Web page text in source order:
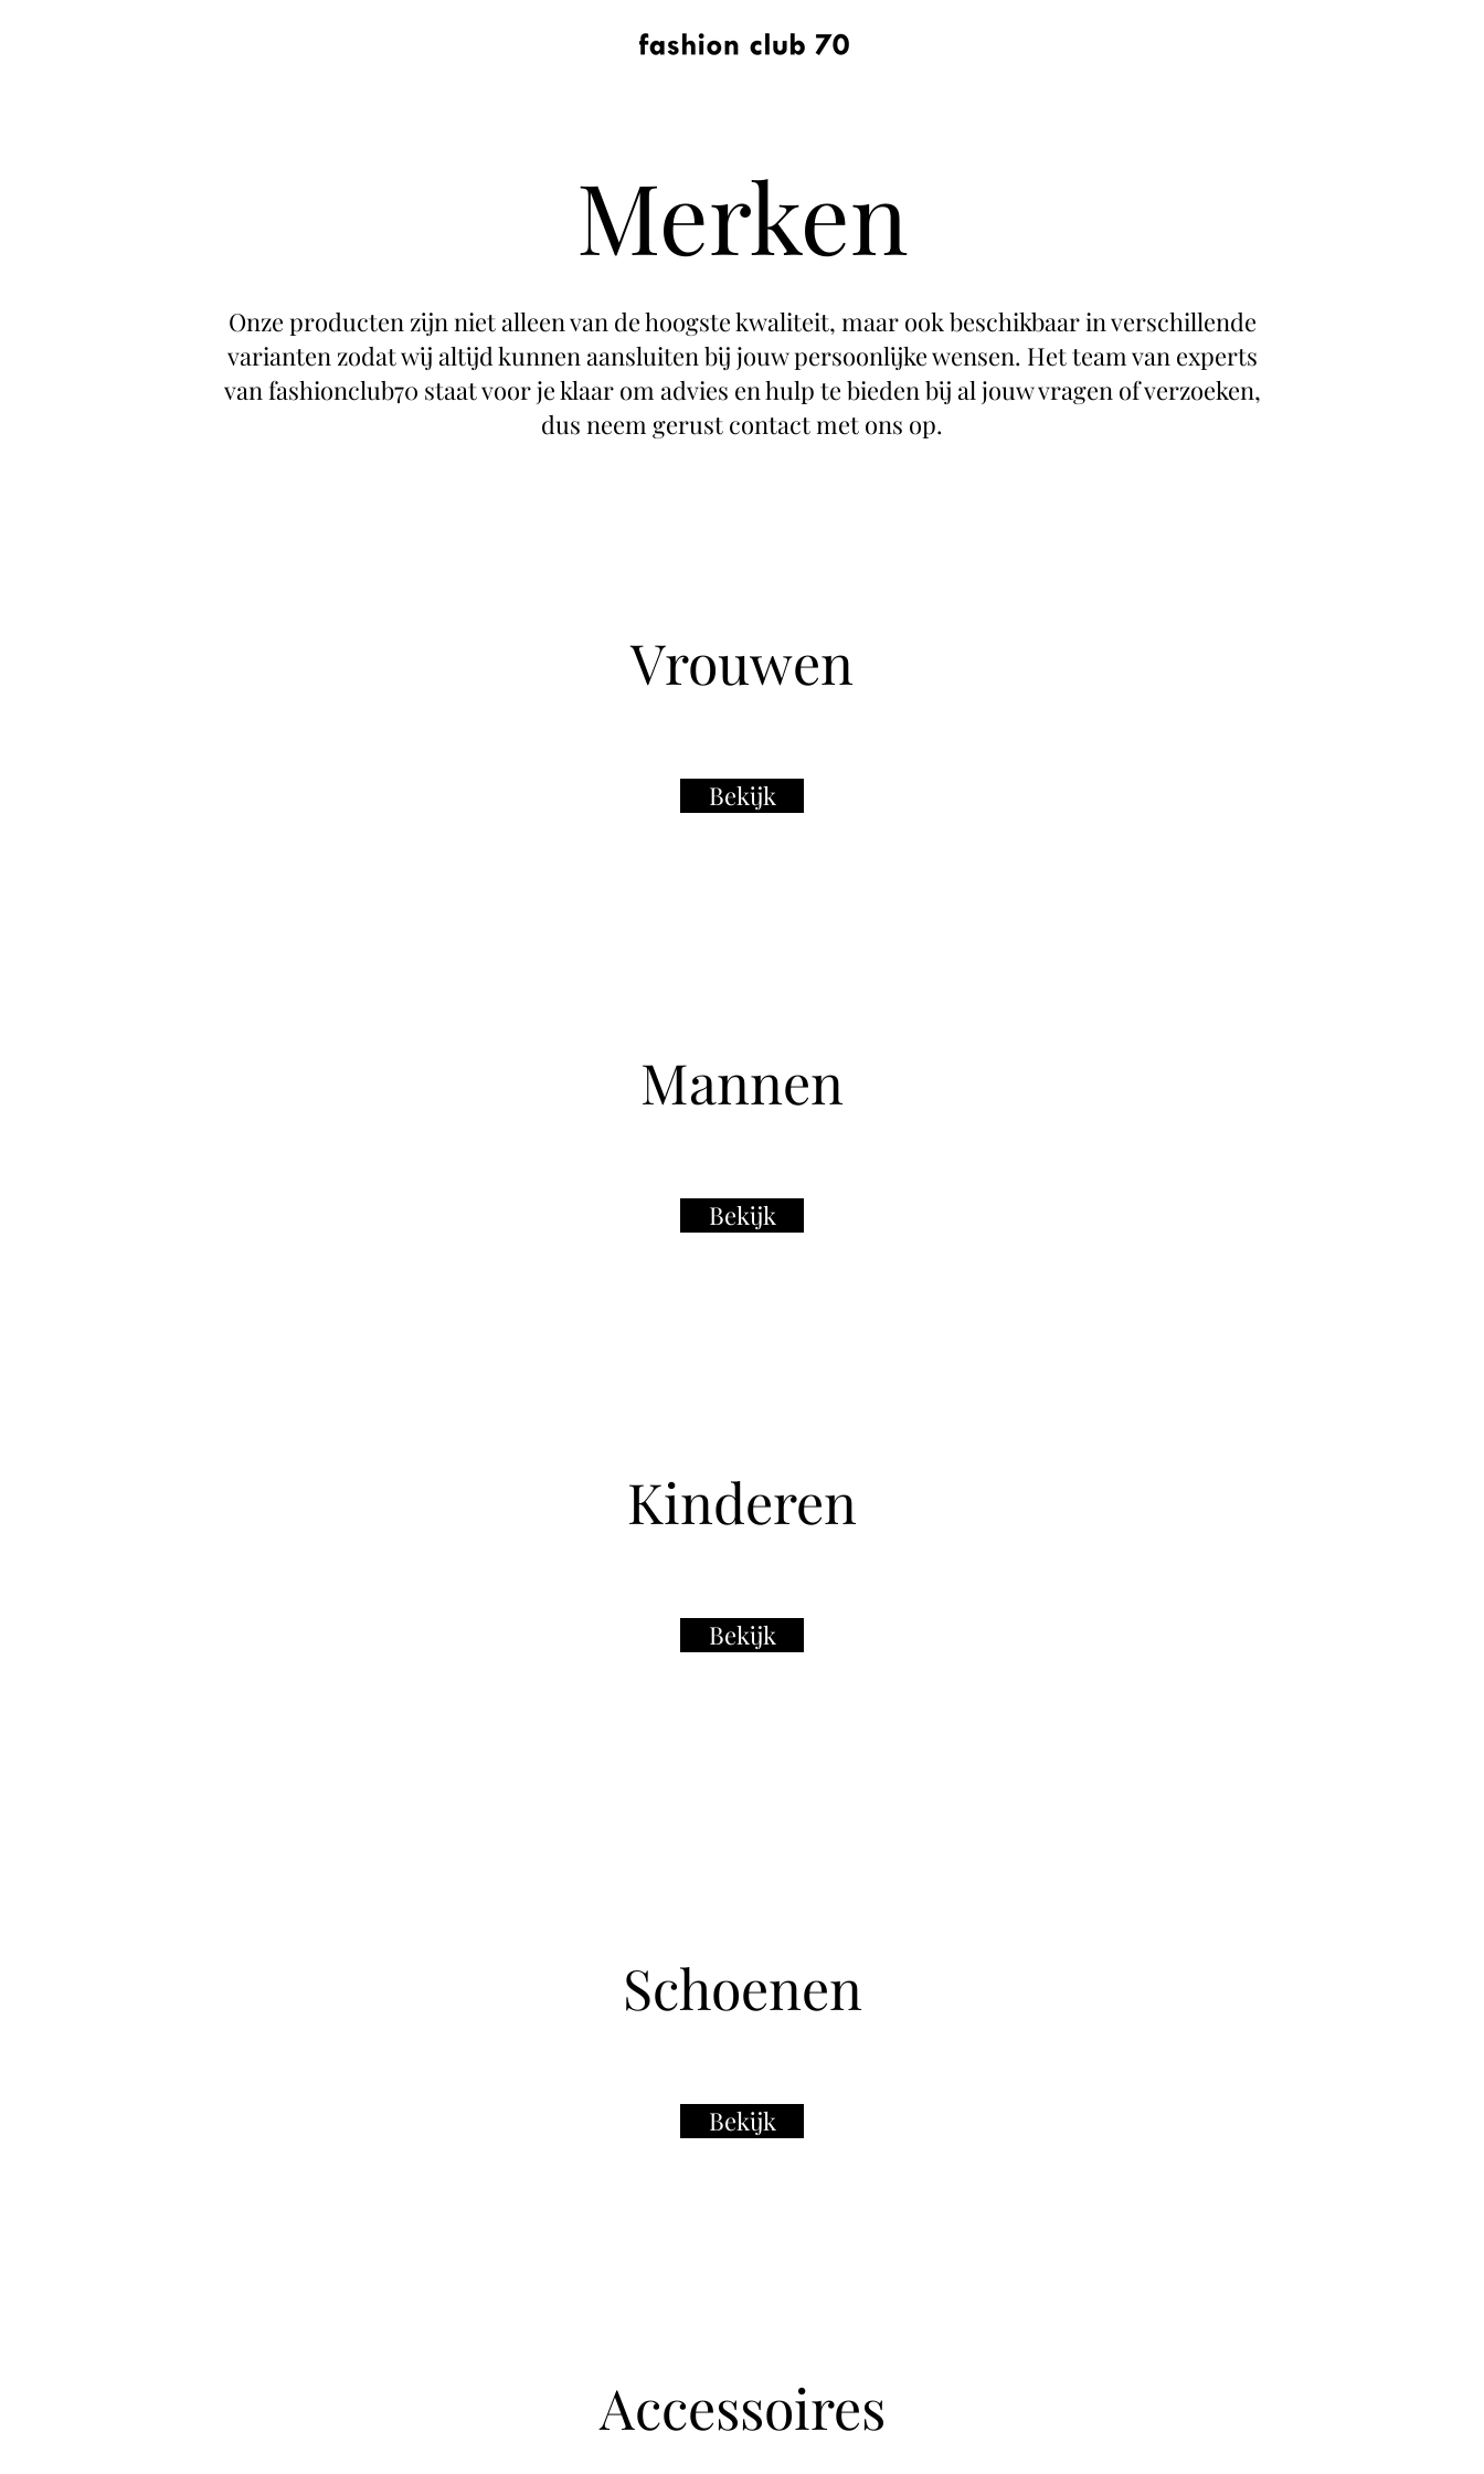
Merken
Onze producten zijn niet alleen van de hoogste kwaliteit, maar ook beschikbaar in verschillende
varianten zodat wij altijd kunnen aansluiten bij jouw persoonlijke wensen. Het team van experts
van fashionclub70 staat voor je klaar om advies en hulp te bieden bij al jouw vragen of verzoeken,
dus neem gerust contact met ons op.
Vrouwen
Bekijk
Mannen
Bekijk
Kinderen
Bekijk
Schoenen
Bekijk
Accessoires